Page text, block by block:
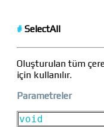
# SelectAll
Oluşturulan tüm
için kullanılır.
Parametreler
void